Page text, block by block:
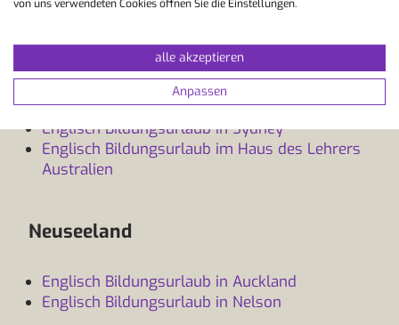
Englisch Bildungsurlaub in Cairns
Englisch Bildungsurlaub in Noosa
Englisch Bildungsurlaub in Perth
Englisch Bildungsurlaub in Gold Coast
Englisch Bildungsurlaub in Sydney
Englisch Bildungsurlaub im Haus des Lehrers
Australien
Neuseeland
Englisch Bildungsurlaub in Auckland
Englisch Bildungsurlaub in Nelson
von uns verwendeten Cookies öffnen Sie die Einstellungen.
alle akzeptieren
Anpassen